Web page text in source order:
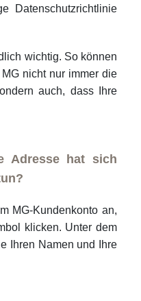
Datenschutzrichtlinie
wichtig. So können
nicht nur immer die
auch, dass Ihre
Adresse hat sich
MG-Kundenkonto an,
klicken. Unter dem
Ihren Namen und Ihre